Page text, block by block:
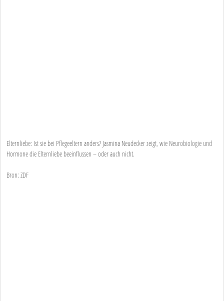
Elternliebe: Ist sie bei Pflegeeltern anders? Jasmina Neudecker zeigt, wie Neurobiologie und
Hormone die Elternliebe beeinflussen – oder auch nicht.
Bron: ZDF